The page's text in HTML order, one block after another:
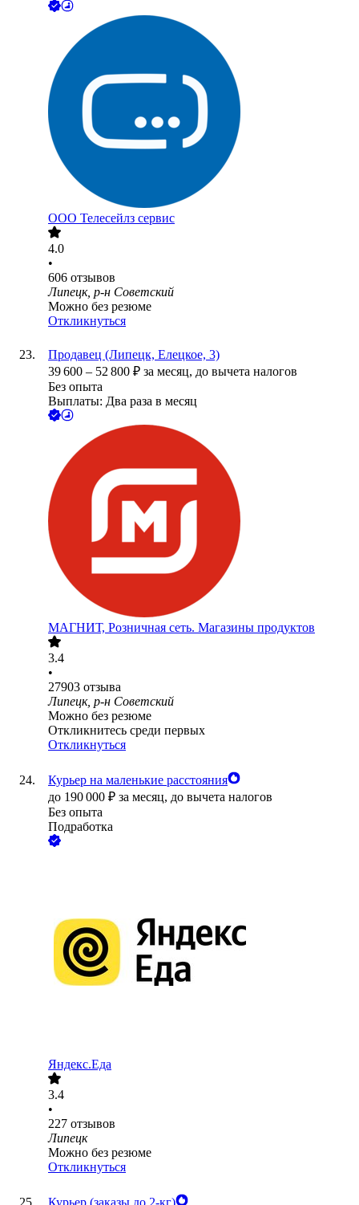
ООО Телесейлз сервис
4.0
•
606 отзывов
Липецк, р-н Советский
Можно без резюме
Откликнуться
Продавец (Липецк, Елецкое, 3)
39 600 – 52 800 ₽ за месяц, до вычета налогов
Без опыта
Выплаты: Два раза в месяц
МАГНИТ, Розничная сеть. Магазины продуктов
3.4
•
27903 отзыва
Липецк, р-н Советский
Можно без резюме
Откликнитесь среди первых
Откликнуться
Курьер на маленькие расстояния
до 190 000 ₽ за месяц, до вычета налогов
Без опыта
Подработка
Яндекс.Еда
3.4
•
227 отзывов
Липецк
Можно без резюме
Откликнуться